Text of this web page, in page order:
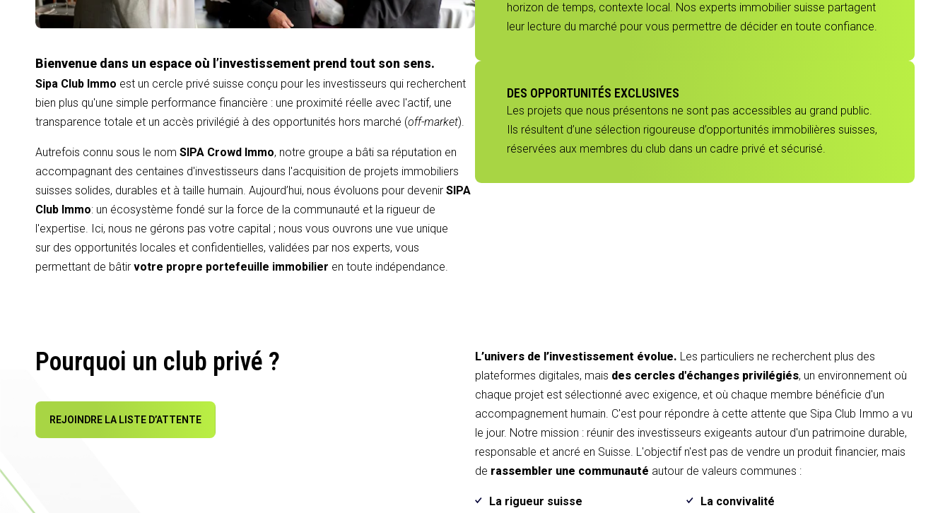
Bienvenue dans un espace où l’investissement prend tout son sens.
Sipa Club Immo est un cercle privé suisse conçu pour les investisseurs qui recherchent
bien plus qu'une simple performance financière : une proximité réelle avec l'actif, une
transparence totale et un accès privilégié à des opportunités hors marché (off-market).
Autrefois connu sous le nom SIPA Crowd Immo, notre groupe a bâti sa réputation en
accompagnant des centaines d'investisseurs dans l'acquisition de projets immobiliers
suisses solides, durables et à taille humain. Aujourd’hui, nous évoluons pour devenir SIPA
Club Immo: un écosystème fondé sur la force de la communauté et la rigueur de
l'expertise. Ici, nous ne gérons pas votre capital ; nous vous ouvrons une vue unique
sur des opportunités locales et confidentielles, validées par nos experts, vous
permettant de bâtir votre propre portefeuille immobilier en toute indépendance.
horizon de temps, contexte local. Nos experts immobilier suisse partagent
leur lecture du marché pour vous permettre de décider en toute confiance.
DES OPPORTUNITÉS EXCLUSIVES
Les projets que nous présentons ne sont pas accessibles au grand public.
Ils résultent d’une sélection rigoureuse d’opportunités immobilières suisses,
réservées aux membres du club dans un cadre privé et sécurisé.
Pourquoi un club privé ?
REJOINDRE LA LISTE D’ATTENTE
L’univers de l’investissement évolue. Les particuliers ne recherchent plus des
plateformes digitales, mais des cercles d'échanges privilégiés, un environnement où
chaque projet est sélectionné avec exigence, et où chaque membre bénéficie d'un
accompagnement humain. C'est pour répondre à cette attente que Sipa Club Immo a vu
le jour. Notre mission : réunir des investisseurs exigeants autour d'un patrimoine durable,
responsable et ancré en Suisse. L'objectif n'est pas de vendre un produit financier, mais
de rassembler une communauté autour de valeurs communes :
La rigueur suisse
La convivalité